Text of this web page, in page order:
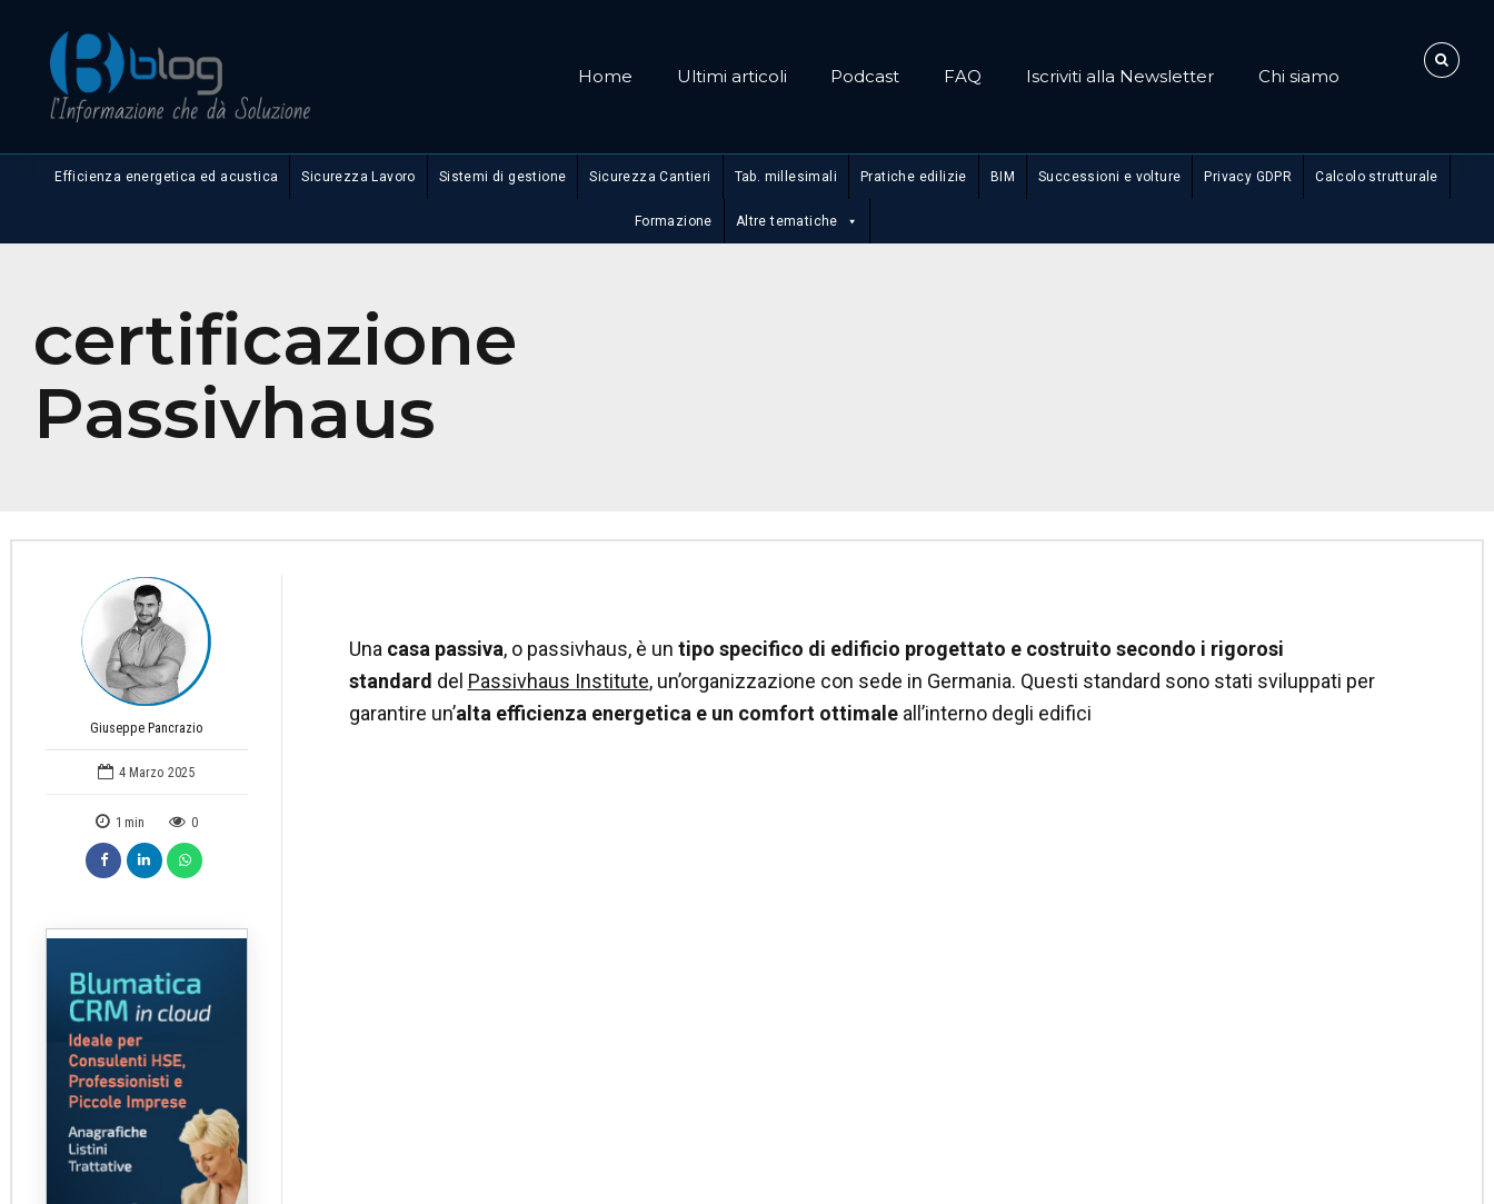
Home Ultimi articoli Podcast FAQ Iscriviti alla Newsletter Chi siamo
Efficienza energetica ed acustica Sicurezza Lavoro Sistemi di gestione Sicurezza Cantieri Tab. millesimali Pratiche edilizie BIM Successioni e volture Privacy GDPR Calcolo strutturale
Formazione Altre tematiche
certificazione
Passivhaus
Giuseppe Pancrazio
4 Marzo 2025
1 min 0
Una casa passiva, o passivhaus, è un tipo specifico di edificio progettato e costruito secondo i rigorosi
standard del Passivhaus Institute, un’organizzazione con sede in Germania. Questi standard sono stati sviluppati per
garantire un’alta efficienza energetica e un comfort ottimaleall’interno degli edifici